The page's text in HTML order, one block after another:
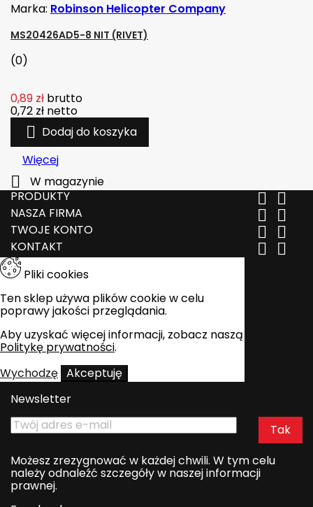
Marka: Robinson Helicopter Company
MS20426AD5-8 NIT (RIVET)
(0)
0,89 zł brutto
0,72 zł netto
 Dodaj do koszyka
Więcej

W magazynie
PRODUKTY
 
NASZA FIRMA  
TWOJE KONTO  
KONTAKT  
Pliki cookies
Ten sklep używa plików cookie w celu
poprawy jakości przeglądania.
Aby uzyskać więcej informacji, zobacz naszą
Politykę prywatności.
Wychodzę Akceptuję
Newsletter
Możesz zrezygnować w każdej chwili. W tym celu
należy odnaleźć szczegóły w naszej informacji
prawnej.